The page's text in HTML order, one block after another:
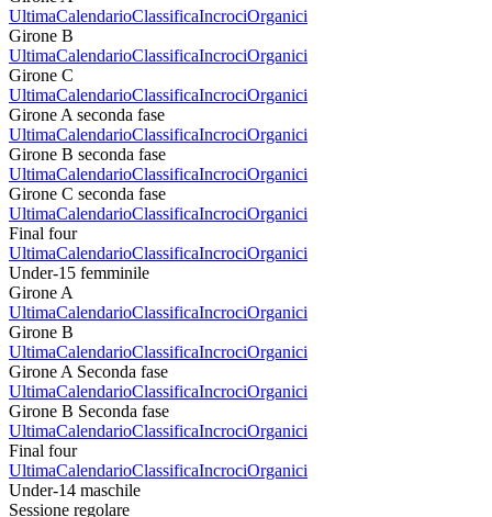
UltimaCalendarioClassificaIncrociOrganici
Girone B
UltimaCalendarioClassificaIncrociOrganici
Girone C
UltimaCalendarioClassificaIncrociOrganici
Girone A seconda fase
UltimaCalendarioClassificaIncrociOrganici
Girone B seconda fase
UltimaCalendarioClassificaIncrociOrganici
Girone C seconda fase
UltimaCalendarioClassificaIncrociOrganici
Final four
UltimaCalendarioClassificaIncrociOrganici
Under-15 femminile
Girone A
UltimaCalendarioClassificaIncrociOrganici
Girone B
UltimaCalendarioClassificaIncrociOrganici
Girone A Seconda fase
UltimaCalendarioClassificaIncrociOrganici
Girone B Seconda fase
UltimaCalendarioClassificaIncrociOrganici
Final four
UltimaCalendarioClassificaIncrociOrganici
Under-14 maschile
Sessione regolare